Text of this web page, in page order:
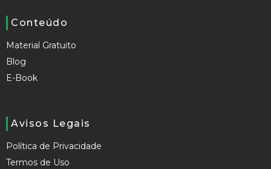
Conteúdo
Material Gratuito
Blog
E-Book
Avisos Legais
Política de Privacidade
Termos de Uso